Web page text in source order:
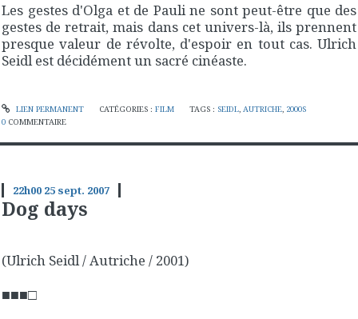
Les gestes d'Olga et de Pauli ne sont peut-être que des
gestes de retrait, mais dans cet univers-là, ils prennent
presque valeur de révolte, d'espoir en tout cas. Ulrich
Seidl est décidément un sacré cinéaste.
LIEN PERMANENT CATÉGORIES : FILM TAGS : SEIDL,AUTRICHE, 2000S
0 COMMENTAIRE
22h00 25 sept. 2007
Dog days
(Ulrich Seidl / Autriche / 2001)
■■■□